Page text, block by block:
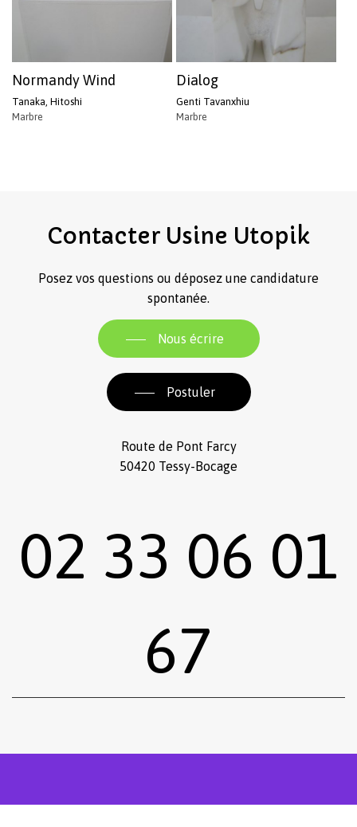
Normandy Wind
Tanaka, Hitoshi
Marbre
Dialog
Genti Tavanxhiu
Marbre
Contacter Usine Utopik
Posez vos questions ou déposez une candidature
spontanée.
Nous écrire
Postuler
Route de Pont Farcy
50420 Tessy-Bocage
02 33 06 01
67